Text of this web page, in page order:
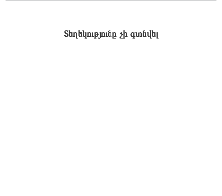
Տեղեկությունը չի գտնվել